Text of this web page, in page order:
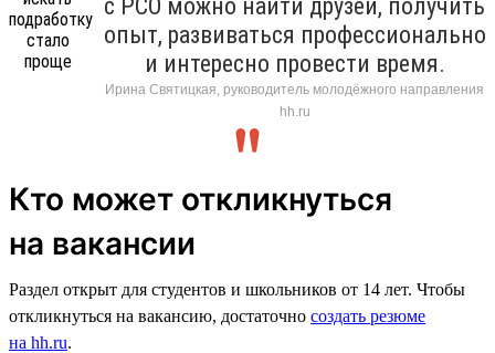
с РСО можно найти друзей, получить
опыт, развиваться профессионально
и интересно провести время.
Ирина Святицкая, руководитель молодёжного направления
hh.ru
Кто может откликнуться
на вакансии
Раздел открыт для студентов и школьников от 14 лет. Чтобы
откликнуться на вакансию, достаточно создать резюме
на hh.ru.